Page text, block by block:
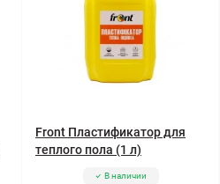
Front Пластификатор для
теплого пола (1 л)
В наличии